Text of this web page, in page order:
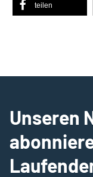
teilen
Unseren